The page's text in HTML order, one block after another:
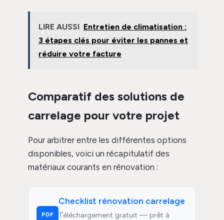
LIRE AUSSI Entretien de climatisation :
3 étapes clés pour éviter les pannes et
réduire votre facture
Comparatif des solutions de
carrelage pour votre projet
Pour arbitrer entre les différentes options
disponibles, voici un récapitulatif des
matériaux courants en rénovation :
PDF
Checklist rénovation carrelage
Téléchargement gratuit — prêt à